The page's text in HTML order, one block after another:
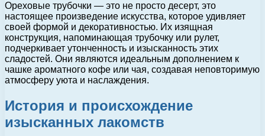
Ореховые трубочки — это не просто десерт, это
настоящее произведение искусства, которое удивляет
своей формой и декоративностью. Их изящная
конструкция, напоминающая трубочку или рулет,
подчеркивает утонченность и изысканность этих
сладостей. Они являются идеальным дополнением к
чашке ароматного кофе или чая, создавая неповторимую
атмосферу уюта и наслаждения.
История и происхождение
изысканных лакомств